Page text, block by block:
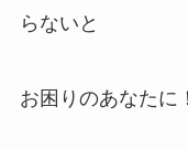
らないと
お困りのあなたに！